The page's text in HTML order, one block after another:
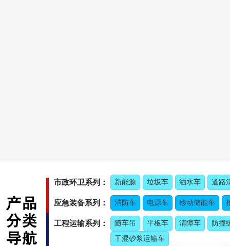
市政环卫系列： 新能源 垃圾车 洒水车 道路
应急装备系列： 消防车 电源车 移动储能车
工程运输系列： 随车吊 平板车 清障车
防撞
干混砂浆运输车